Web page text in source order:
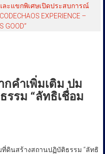
ละแขกพิเศษเปิดประสบการณ์
EXPERIENCE –
GOOD”
กคำเพิ่มเติม ปม
รม “ลัทธิเชื่อม
ที่ดินสร้างสถานปฏิบัติธรรม “ลัทธิ